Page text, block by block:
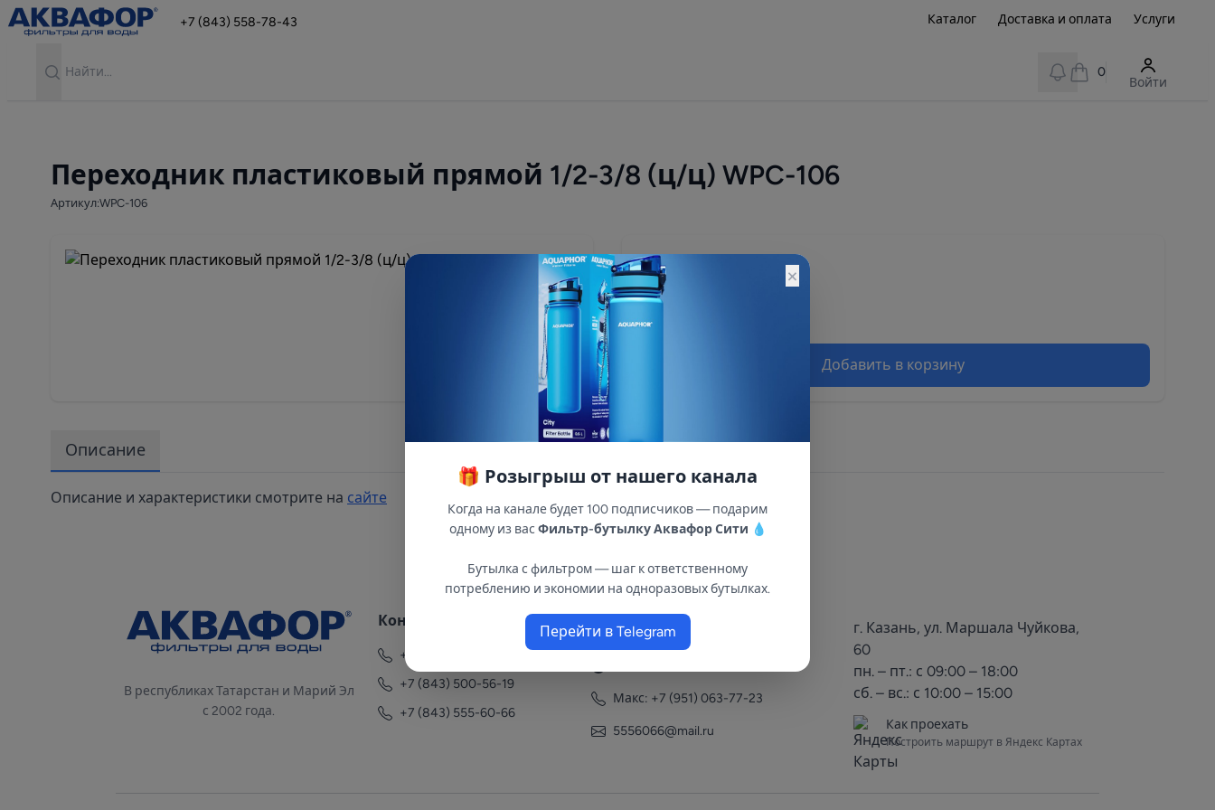
+7 (843) 558-78-43 Каталог Доставка и оплата Услуги
View notifications
0
Войти
Переходник пластиковый прямой 1/2-3/8 (ц/ц) WPC-106
Артикул:WPC-106
250 ₽
Остатки:
Добавить в корзину
Описание
Описание и характеристики смотрите на сайте
В республиках Татарстан и Марий Эл
с 2002 года.
Контакты
+7 (843) 558-78-43
+7 (843) 500-56-19
+7 (843) 555-60-66
+7 (951) 063-77-23
Макс: +7 (951) 063-77-23
5556066@mail.ru
г. Казань, ул. Маршала Чуйкова,
60
пн. – пт.: с 09:00 – 18:00
сб. – вс.: с 10:00 – 15:00
Как проехать
Построить маршрут в Яндекс Картах
×
🎁 Розыгрыш от нашего канала
Когда на канале будет 100 подписчиков — подарим
одному из вас Фильтр-бутылку Аквафор Сити 💧
Бутылка с фильтром — шаг к ответственному
потреблению и экономии на одноразовых бутылках.
Перейти в Telegram